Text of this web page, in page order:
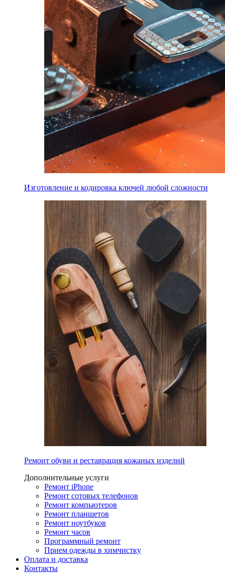
Изготовление и кодировка ключей любой сложности
Ремонт обуви и реставрация кожаных изделий
Дополнительные услуги
Ремонт iPhone
Ремонт сотовых телефонов
Ремонт компьютеров
Ремонт планшетов
Ремонт ноутбуков
Ремонт часов
Программный ремонт
Прием одежды в химчистку
Оплата и доставка
Контакты